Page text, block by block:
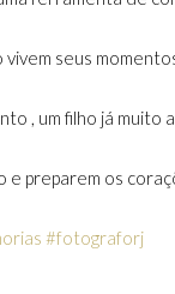
seus
, um filho já muito
preparem os
#fotograforj